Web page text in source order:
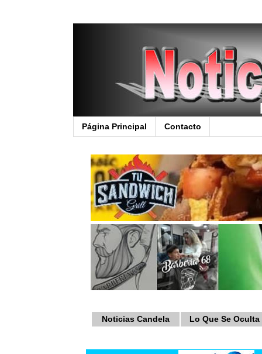
Página Principal Contacto
Noticias Candela Lo Que Se Oculta